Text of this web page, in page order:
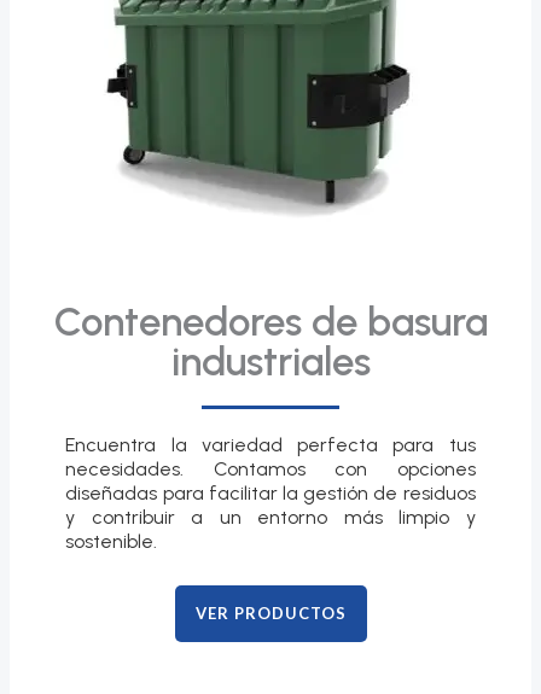
Contenedores de basura
industriales
Encuentra la variedad perfecta para tus
necesidades. Contamos con opciones
diseñadas para facilitar la gestión de residuos
y contribuir a un entorno más limpio y
sostenible.
VER PRODUCTOS